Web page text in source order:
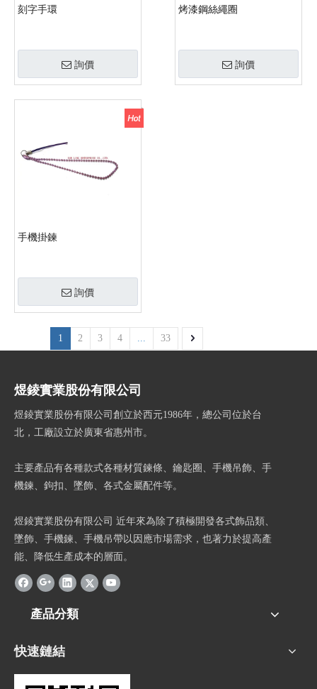
刻字手環
詢價
烤漆鋼絲繩圈
詢價
手機掛鍊
詢價
1 2 3 4 33
煜錂實業股份有限公司
煜錂實業股份有限公司創立於西元1986年，總公司位於台
北，工廠設立於廣東省惠州市。
主要產品有各種款式各種材質鍊條、鑰匙圈、手機吊飾、手
機鍊、鉤扣、墜飾、各式金屬配件等。
煜錂實業股份有限公司 近年來為除了積極開發各式飾品類、
墜飾、手機鍊、手機吊帶以因應市場需求，也著力於提高產
能、降低生產成本的層面。
產品分類
快速鏈結